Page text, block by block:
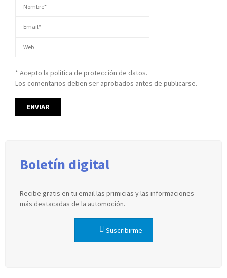
* Acepto la política de protección de datos.
Los comentarios deben ser aprobados antes de publicarse.
Boletín digital
Recibe gratis en tu email las primicias y las informaciones
más destacadas de la automoción.
Suscribirme